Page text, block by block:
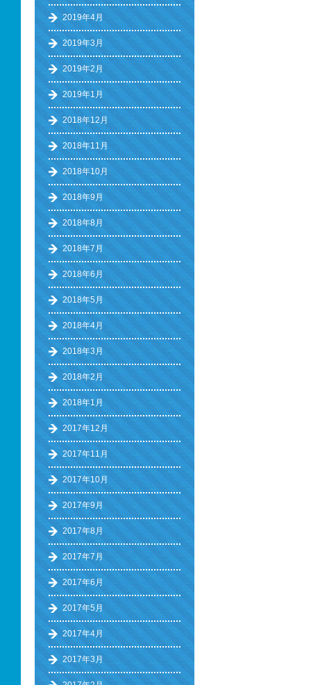
2019年4月
2019年3月
2019年2月
2019年1月
2018年12月
2018年11月
2018年10月
2018年9月
2018年8月
2018年7月
2018年6月
2018年5月
2018年4月
2018年3月
2018年2月
2018年1月
2017年12月
2017年11月
2017年10月
2017年9月
2017年8月
2017年7月
2017年6月
2017年5月
2017年4月
2017年3月